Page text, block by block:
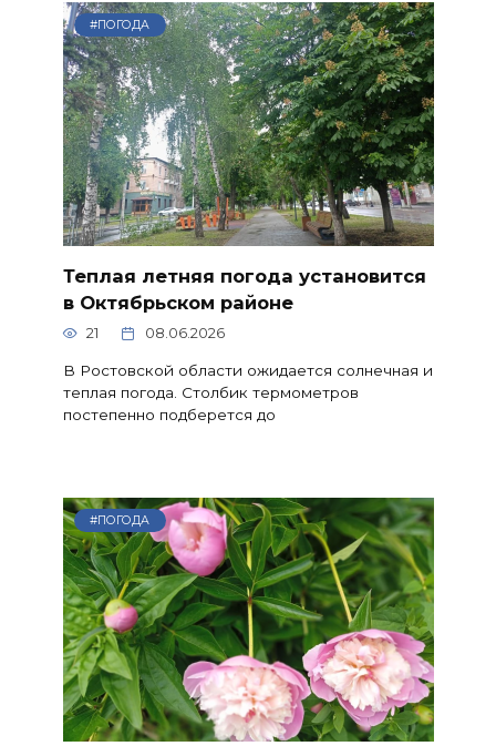
#ПОГОДА
Теплая летняя погода установится
в Октябрьском районе
21 08.06.2026
В Ростовской области ожидается солнечная и
теплая погода. Столбик термометров
постепенно подберется до
#ПОГОДА